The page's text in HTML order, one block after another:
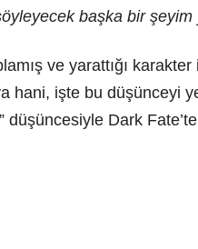
başka bir şeyim
ve yarattığı karakter
hani, işte bu düşünceyi
Dark